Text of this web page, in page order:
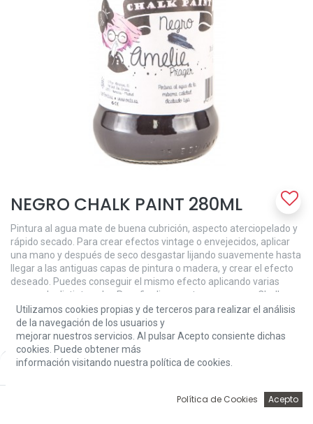
Price:
Add to Cart
NEGRO CHALK PAINT 280ML
Pintura al agua mate de buena cubrición, aspecto aterciopelado y
rápido secado. Para crear efectos vintage o envejecidos, aplicar
una mano y después de seco desgastar lijando suavemente hasta
llegar a las antiguas capas de pintura o madera, y crear el efecto
deseado. Puedes conseguir el mismo efecto aplicando varias
manos de distinto color. Para ﬁnalizar proteger con cera Chalk
Paint.
7,62€
Utilizamos cookies propias y de terceros para realizar el análisis
de la navegación de los usuarios y
mejorar nuestros servicios. Al pulsar Acepto consiente dichas
cookies. Puede obtener más
información visitando nuestra política de cookies.
Política de Cookies Acepto